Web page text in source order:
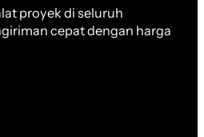
proyek di seluruh
cepat dengan harga